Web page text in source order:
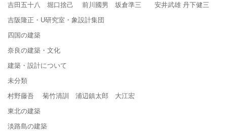
吉田五十八 堀口捨己 前川國男 坂倉準三 安井武雄 丹下健三
吉阪隆正・U研究室・象設計集団
四国の建築
奈良の建築・文化
建築・設計について
未分類
村野藤吾 菊竹清訓 浦辺鎮太郎 大江宏
東北の建築
淡路島の建築